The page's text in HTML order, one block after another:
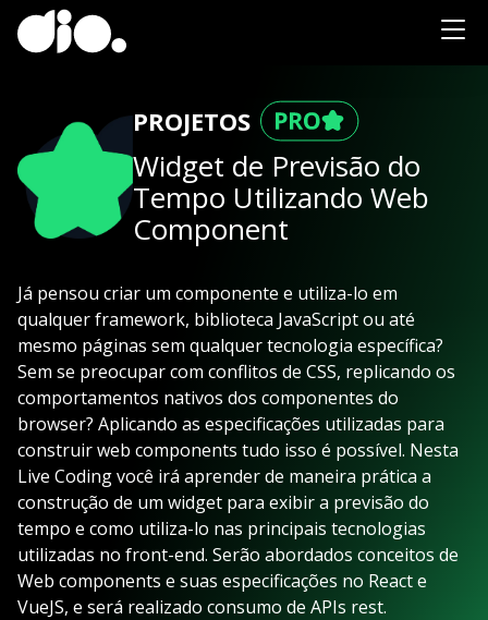
PROJETOS
Widget de Previsão do
Tempo Utilizando Web
Component
Já pensou criar um componente e utiliza-lo em
qualquer framework, biblioteca JavaScript ou até
mesmo páginas sem qualquer tecnologia específica?
Sem se preocupar com conflitos de CSS, replicando os
comportamentos nativos dos componentes do
browser? Aplicando as especificações utilizadas para
construir web components tudo isso é possível. Nesta
Live Coding você irá aprender de maneira prática a
construção de um widget para exibir a previsão do
tempo e como utiliza-lo nas principais tecnologias
utilizadas no front-end. Serão abordados conceitos de
Web components e suas especificações no React e
VueJS, e será realizado consumo de APIs rest.